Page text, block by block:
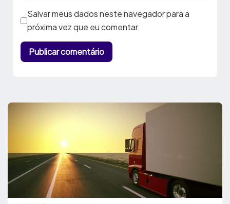
Salvar meus dados neste navegador para a
próxima vez que eu comentar.